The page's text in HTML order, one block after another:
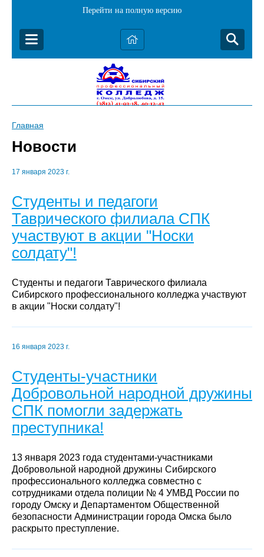
Перейти на полную версию
Главная
Новости
17 января 2023 г.
Студенты и педагоги
Таврического филиала СПК
участвуют в акции "Носки
солдату"!
Студенты и педагоги Таврического филиала
Сибирского профессионального колледжа участвуют
в акции "Носки солдату"!
16 января 2023 г.
Студенты-участники
Добровольной народной дружины
СПК помогли задержать
преступника!
13 января 2023 года студентами-участниками
Добровольной народной дружины Сибирского
профессионального колледжа совместно с
сотрудниками отдела полиции № 4 УМВД России по
городу Омску и Департаментом Общественной
безопасности Администрации города Омска было
раскрыто преступление.